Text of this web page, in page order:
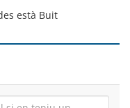
està Buit